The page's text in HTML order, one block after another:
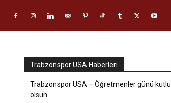
Trabzonspor USA Haberleri
Trabzonspor USA – Öğretmenler günü kutlu
olsun